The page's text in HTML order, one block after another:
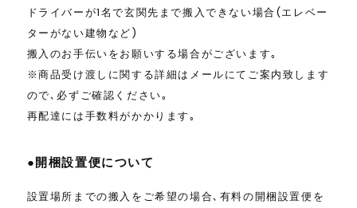
ドライバーが1名で玄関先まで搬入できない場合(エレベー
ターがない建物など)
搬入のお手伝いをお願いする場合がございます｡
※商品受け渡しに関する詳細はメールにてご案内致します
ので､必ずご確認ください｡
再配達には手数料がかかります｡
●開梱設置便について
設置場所までの搬入をご希望の場合､有料の開梱設置便を